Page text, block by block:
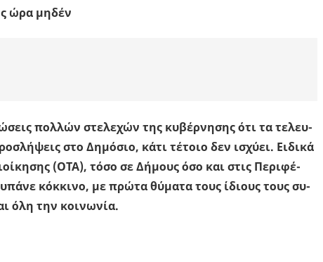
ώρα µηδέν
πολ­λών στε­λε­χών της κυ­βέρ­νη­σης ότι τα τε­λευ­
στο Δη­µό­σιο, κάτι τέ­τοιο δεν ισχύ­ει. Ει­δι­κά
(ΟΤΑ), τόσο σε Δή­µους όσο και στις Πε­ρι­φέ­
κόκ­κι­νο, µε πρώτα θύ­µα­τα τους ίδιους τους συ­
όλη την κοι­νω­νία.